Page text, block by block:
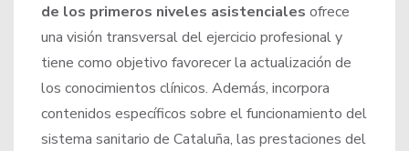
de los primeros niveles asistenciales ofrece
una visión transversal del ejercicio profesional y
tiene como objetivo favorecer la actualización de
los conocimientos clínicos. Además, incorpora
contenidos específicos sobre el funcionamiento del
sistema sanitario de Cataluña, las prestaciones del